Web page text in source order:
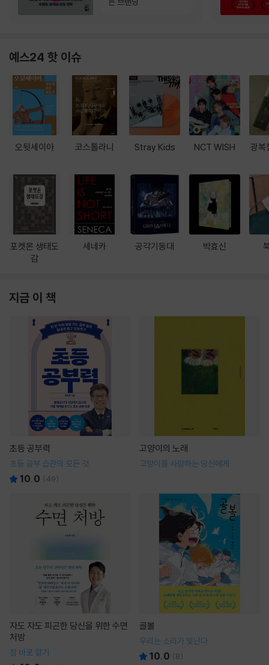
예스24 핫 이슈
오뒷세이아
포켓몬 생태도
감
코스톨라니
세네카
Stray Kids
공각기동대
NCT WISH
박효신
광복
지금 이 책
초등 공부력
초등 공부 습관의 모든 것
10.0 (49)
고양이의 노래
고양이를 사랑하는 당신에게
자도 자도 피곤한 당신을 위한 수면
처방
잠 바로 알기
골볼
우리는 소리가 빛난다
10.0 (8)